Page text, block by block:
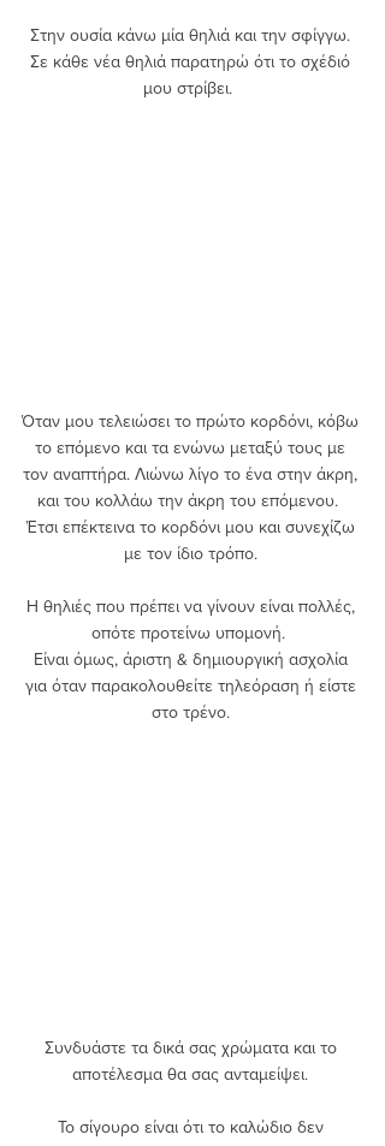
Στην ουσία κάνω μία θηλιά και την σφίγγω.
Σε κάθε νέα θηλιά παρατηρώ ότι το σχέδιό
μου στρίβει.
Όταν μου τελειώσει το πρώτο κορδόνι, κόβω
το επόμενο και τα ενώνω μεταξύ τους με
τον αναπτήρα. Λιώνω λίγο το ένα στην άκρη,
και του κολλάω την άκρη του επόμενου.
Έτσι επέκτεινα το κορδόνι μου και συνεχίζω
με τον ίδιο τρόπο.
Η θηλιές που πρέπει να γίνουν είναι πολλές,
οπότε προτείνω υπομονή.
Είναι όμως, άριστη & δημιουργική ασχολία
για όταν παρακολουθείτε τηλεόραση ή είστε
στο τρένο.
Συνδυάστε τα δικά σας χρώματα και το
αποτέλεσμα θα σας ανταμείψει.
Το σίγουρο είναι ότι το καλώδιο δεν